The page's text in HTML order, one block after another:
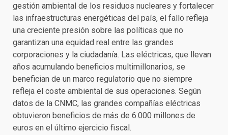
gestión ambiental de los residuos nucleares y fortalecer
las infraestructuras energéticas del país, el fallo refleja
una creciente presión sobre las políticas que no
garantizan una equidad real entre las grandes
corporaciones y la ciudadanía. Las eléctricas, que llevan
años acumulando beneficios multimillonarios, se
benefician de un marco regulatorio que no siempre
refleja el coste ambiental de sus operaciones. Según
datos de la CNMC, las grandes compañías eléctricas
obtuvieron beneficios de más de 6.000 millones de
euros en el último ejercicio fiscal.